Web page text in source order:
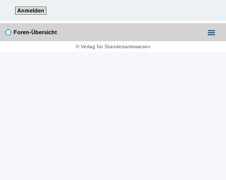
Foren-Übersicht
© Verlag für Standesamtswesen